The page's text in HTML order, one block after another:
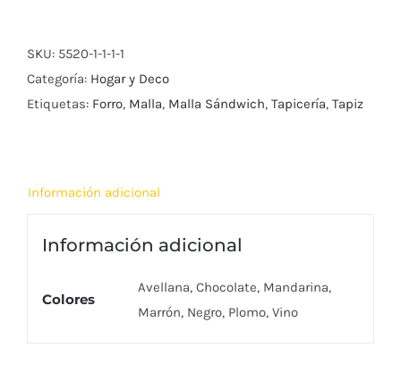
SKU: 5520-1-1-1-1
Categoría: Hogar y Deco
Etiquetas: Forro, Malla, Malla Sándwich, Tapicería, Tapiz
Información adicional
Información adicional
Colores
Avellana, Chocolate, Mandarina,
Marrón, Negro, Plomo, Vino